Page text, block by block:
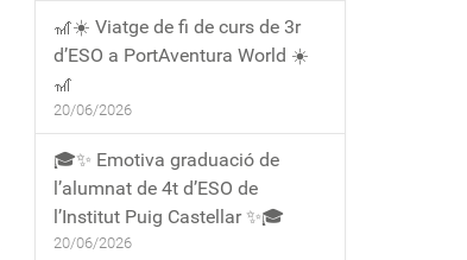
🎢☀️ Viatge de fi de curs de 3r
d’ESO a PortAventura World ☀️
🎢
20/06/2026
🎓✨ Emotiva graduació de
l’alumnat de 4t d’ESO de
l’Institut Puig Castellar ✨🎓
20/06/2026